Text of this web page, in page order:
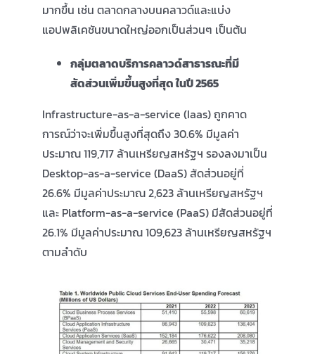
มากขึ้น เช่น ตลาดกลางบนคลาวด์และแบ่ง
แอปพลิเคชันขนาดใหญ่ออกเป็นส่วนๆ เป็นต้น
กลุ่มตลาดบริการคลาวด์สาธารณะที่มี
สัดส่วนเพิ่มขึ้นสูงที่สุด ในปี 2565
Infrastructure-as-a-service (Iaas) ถูกคาด
การณ์ว่าจะเพิ่มขึ้นสูงที่สุดถึง 30.6% มีมูลค่า
ประมาณ 119,717 ล้านเหรียญสหรัฐฯ รองลงมาเป็น
Desktop-as-a-service (DaaS) สัดส่วนอยู่ที่
26.6% มีมูลค่าประมาณ 2,623 ล้านเหรียญสหรัฐฯ
และ Platform-as-a-service (PaaS) มีสัดส่วนอยู่ที่
26.1% มีมูลค่าประมาณ 109,623 ล้านเหรียญสหรัฐฯ
ตามลำดับ